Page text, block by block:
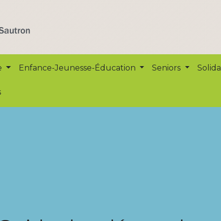
Enfance-Jeunesse-Éducation Seniors